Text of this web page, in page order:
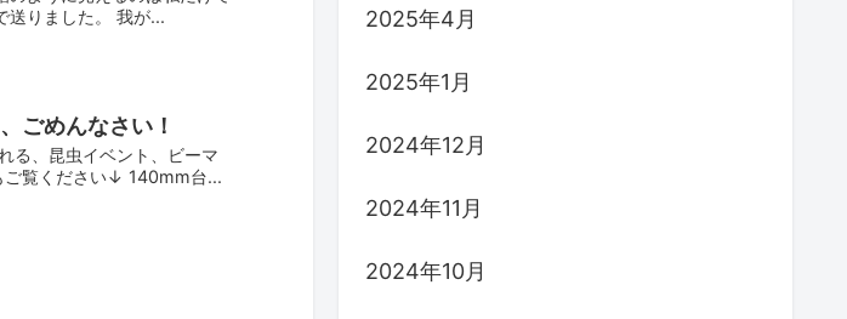
送りました。 我が...
ごめんなさい！
る、昆虫イベント、ビーマ
ご覧ください↓ 140mm台...
2025年4月
2025年1月
2024年12月
2024年11月
2024年10月